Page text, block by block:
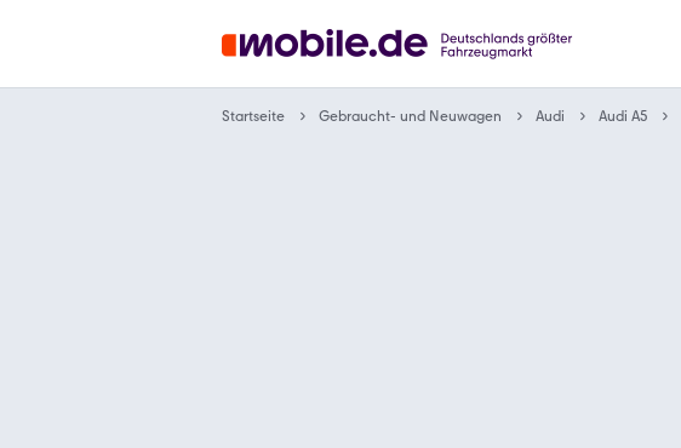
Startseite Gebraucht- und Neuwagen Audi Audi A5